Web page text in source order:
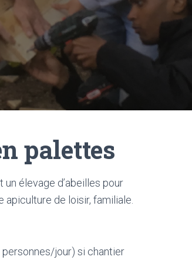
palettes
élevage d’abeilles pour
apiculture de loisir, familiale.
jour) si chantier